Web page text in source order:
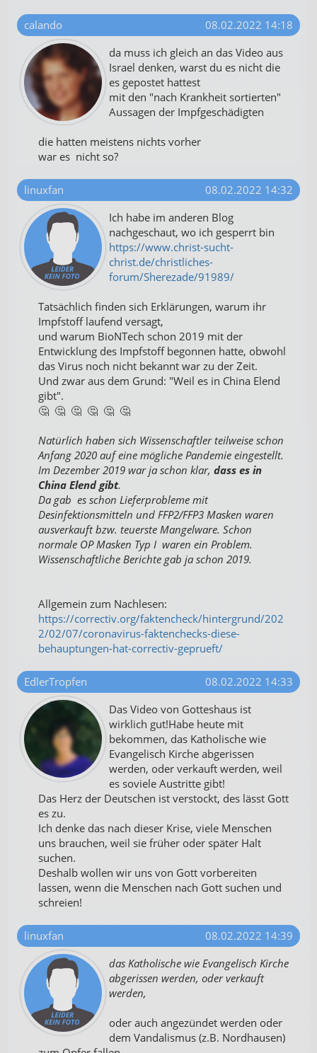
calando
08.02.2022 14:18
da muss ich gleich an das Video aus
Israel denken, warst du es nicht die
es gepostet hattest
mit den "nach Krankheit sortierten"
Aussagen der Impfgeschädigten
die hatten meistens nichts vorher
war es nicht so?
linuxfan
08.02.2022 14:32
Ich habe im anderen Blog
nachgeschaut, wo ich gesperrt bin
https://www.christ-sucht-
christ.de/christliches-
forum/Sherezade/91989/
Tatsächlich finden sich Erklärungen, warum ihr
Impfstoff laufend versagt,
und warum BioNTech schon 2019 mit der
Entwicklung des Impfstoff begonnen hatte, obwohl
das Virus noch nicht bekannt war zu der Zeit.
Und zwar aus dem Grund: "Weil es in China Elend
gibt".
🤔 🤔 🤔 🤔 🤔 🤔
Natürlich haben sich Wissenschaftler teilweise schon
Anfang 2020 auf eine mögliche Pandemie eingestellt.
Im Dezember 2019 war ja schon klar, dass es in
China Elend gibt.
Da gab es schon Lieferprobleme mit
Desinfektionsmitteln und FFP2/FFP3 Masken waren
ausverkauft bzw. teuerste Mangelware. Schon
normale OP Masken Typ I waren ein Problem.
Wissenschaftliche Berichte gab ja schon 2019.
Allgemein zum Nachlesen:
https://correctiv.org/faktencheck/hintergrund/202
2/02/07/coronavirus-faktenchecks-diese-
behauptungen-hat-correctiv-geprueft/
EdlerTropfen
08.02.2022 14:33
Das Video von Gotteshaus ist
wirklich gut!Habe heute mit
bekommen, das Katholische wie
Evangelisch Kirche abgerissen
werden, oder verkauft werden, weil
es soviele Austritte gibt!
Das Herz der Deutschen ist verstockt, des lässt Gott
es zu.
Ich denke das nach dieser Krise, viele Menschen
uns brauchen, weil sie früher oder später Halt
suchen.
Deshalb wollen wir uns von Gott vorbereiten
lassen, wenn die Menschen nach Gott suchen und
schreien!
linuxfan
08.02.2022 14:39
das Katholische wie Evangelisch Kirche
abgerissen werden, oder verkauft
werden,
oder auch angezündet werden oder
dem Vandalismus (z.B. Nordhausen)